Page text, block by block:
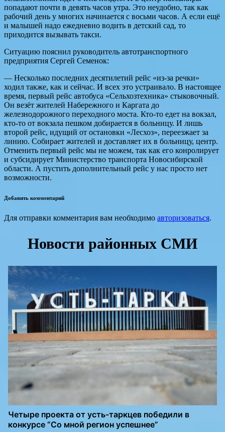
попадают почти в девять часов утра. Это неудобно, так как
рабочий день у многих начинается с восьми часов. А если ещё
и малышей надо ежедневно водить в детский сад, то
приходится вызывать такси.
Ситуацию пояснил руководитель автотранспортного
предприятия Сергей Семенок:
— Несколько последних десятилетий рейс «из-за речки»
ходил также, как и сейчас. И всех это устраивало. В настоящее
время, первый рейс автобуса «Сельхозтехника» стыковочный.
Он везёт жителей Набережного и Каргата до
железнодорожного переходного моста. Кто-то едет на вокзал,
кто-то от вокзала пешком добирается в больницу. И лишь
второй рейс, идущий от остановки «Лесхоз», переезжает за
линию. Собирает жителей и доставляет их в больницу, центр.
Отменить первый рейс мы не можем, так как его конролирует
и субсидирует Министерство транспорта Новосибирской
области. А пустить дополнительный рейс у нас просто нет
возможности.
Добавить комментарий
Для отправки комментария вам необходимо авторизоваться.